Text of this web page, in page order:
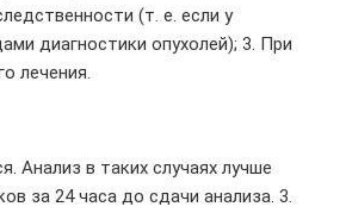
(т. е. если у
диагностики опухолей); 3. При
лечения.
Анализ в таких случаях лучше
за 24 часа до сдачи анализа. 3.